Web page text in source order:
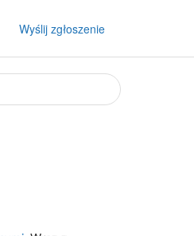
Wyślij zgłoszenie